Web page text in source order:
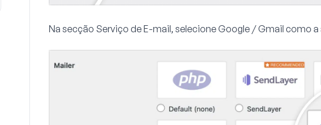
Na secção Serviço de E-mail, selecioneGoogle / Gmail como a